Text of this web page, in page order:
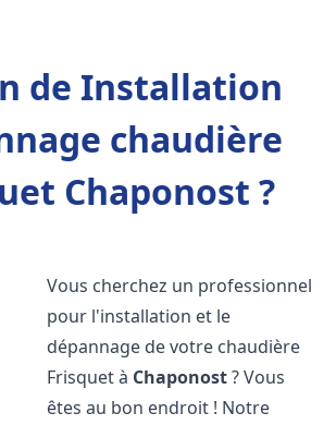
de Installation
chaudière
Chaponost ?
Vous cherchez un professionnel
pour l'installation et le
dépannage de votre chaudière
Frisquet à Chaponost? Vous
êtes au bon endroit ! Notre